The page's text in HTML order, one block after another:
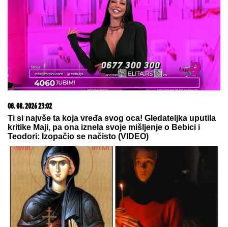
Letnje večeri u gradu više nisu rezervisane za vikend:
Zašto sve više ljudi bira večeru koja se spontano
pretvori u druženje
20. 07. 2026 08:04
REGISTRUJ SE UZ PROMO KOD CASINO Preuzmi
1500 BESPLATNIH SPINOVA